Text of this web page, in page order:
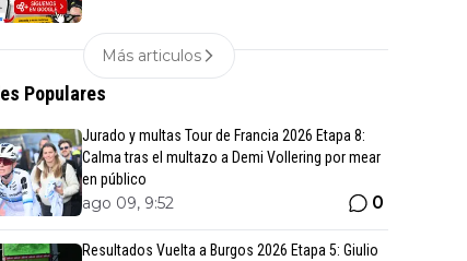
Más articulos
Populares
Jurado y multas Tour de Francia 2026 Etapa 8:
Calma tras el multazo a Demi Vollering por mear
en público
ago 09, 9:52 0
Resultados Vuelta a Burgos 2026 Etapa 5: Giulio